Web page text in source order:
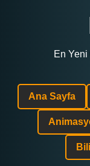
En Yeni
Ana Sayfa